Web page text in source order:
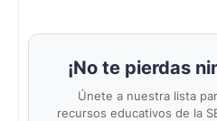
¡No te pierdas
Únete a nuestra lista
recursos educativos de la